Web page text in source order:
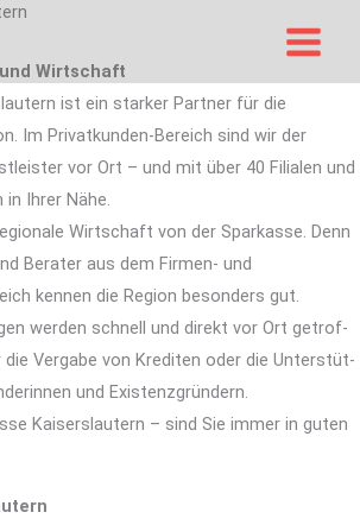
Wirtschaft
ist ein starker Partner für die
Im Privat­kunden-Bereich sind wir der
vor Ort – und mit über 40 Filialen und
in Ihrer Nähe.
Wirt­schaft von der Spar­kasse. Denn
Berater aus dem Firmen- und
kennen die Region besonders gut.
werden schnell und direkt vor Ort ge­trof­
die Ver­gabe von Krediten oder die Unter­stüt­
und Existenzgründern.
Kaiserslautern – sind Sie immer in guten